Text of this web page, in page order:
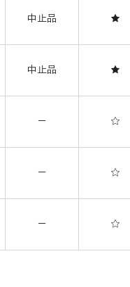
中止品 ★
中止品 ★
－ ☆
－ ☆
－ ☆